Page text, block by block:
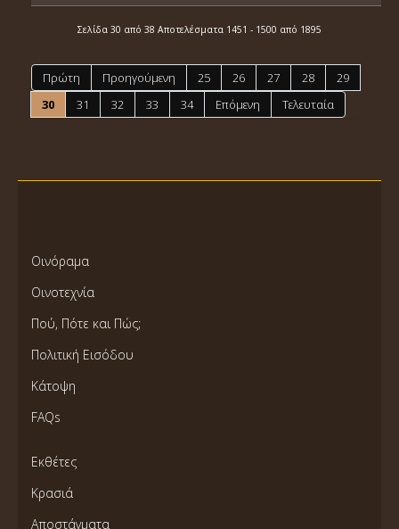
Σελίδα 30 από 38 Αποτελέσματα 1451 - 1500 από 1895
Πρώτη Προηγούμενη 25 26 27 28
29
30
31 32 33 34 Επόμενη Τελευταία
Οινόραμα
Οινοτεχνία
Πού, Πότε και Πώς;
Πολιτική Εισόδου
Κάτοψη
FAQs
Εκθέτες
Κρασιά
Αποστάγματα